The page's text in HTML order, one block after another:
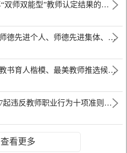
西安培华学院关于 2023年“双师双能型”教师认定结果的公示
西安培华学院2023年校级师德先进个人、师德先进集体、“四有”好老师评选结果公示
西安培华学院关于2023年教书育人楷模、最美教师推选候选人的公示
教育部公开曝光第十二批7起违反教师职业行为十项准则典型案例
查看更多